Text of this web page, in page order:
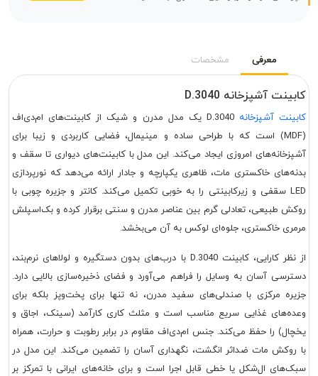
معرفی مشخصات
کابینت آشپزخانه D.3040
کابینت آشپزخانه
D.3040 یک مدل مدرن و شیک از کابینت‌های ام‌دی‌اف
(MDF) است که با طراحی ساده و مینیمال، فضایی کاربردی و زیبا برای
آشپزخانه‌های امروزی ایجاد می‌کند. این مدل با کابینت‌های دیواری تا سقف و
بدنه‌های خاکستری مات، ظاهری یکپارچه و جادار ارائه می‌دهد که نورپردازی
LED سقفی و زیرکابینتی را به خوبی تکمیل می‌کند. کانتر و جزیره چوبی با
روکش طبیعی، تعادلی گرم بین عناصر مدرن و سنتی برقرار کرده و بک‌اسپلش
مرمری خاکستری، جلوه‌ای لوکس به آن می‌بخشد.
از نظر کارایی، کابینت D.3040 با درب‌های بدون دستگیره و لولاهای نرم‌بند،
دسترسی آسان به وسایل را فراهم می‌آورد و فضای ذخیره‌سازی بالایی دارد.
جزیره مرکزی با صندلی‌های سفید مدرن، نه تنها برای پخت‌وپز بلکه برای
وعده‌های غذایی سریع مناسب است و مثلث کاری کارآمد (سینک، اجاق و
یخچال) را حفظ می‌کند. جنس ام‌دی‌اف مقاوم در برابر رطوبت و حرارت، همراه
با روکش مات ضداثر انگشت، نگهداری آسان را تضمین می‌کند. این مدل در
سبک‌های ال‌شکل یا خطی قابل اجرا است و برای خانه‌های ایرانی با تمرکز بر